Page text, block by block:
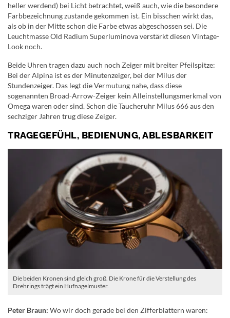
heller werdend) bei Licht betrachtet, weiß auch, wie die besondere
Farbbezeichnung zustande gekommen ist. Ein bisschen wirkt das,
als ob in der Mitte schon die Farbe etwas abgeschossen sei. Die
Leuchtmasse Old Radium Superluminova verstärkt diesen Vintage-
Look noch.
Beide Uhren tragen dazu auch noch Zeiger mit breiter Pfeilspitze:
Bei der Alpina ist es der Minutenzeiger, bei der Milus der
Stundenzeiger. Das legt die Vermutung nahe, dass diese
sogenannten Broad-Arrow-Zeiger kein Alleinstellungsmerkmal von
Omega waren oder sind. Schon die Taucheruhr Milus 666 aus den
sechziger Jahren trug diese Zeiger.
TRAGEGEFÜHL, BEDIENUNG, ABLESBARKEIT
Die beiden Kronen sind gleich groß. Die Krone für die Verstellung des
Drehrings trägt ein Hufnagelmuster.
Peter Braun: Wo wir doch gerade bei den Zifferblättern waren: